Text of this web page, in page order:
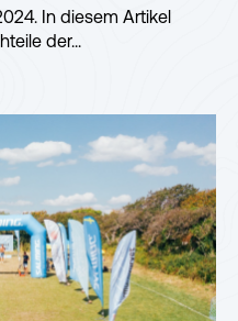
In diesem Artikel
der...